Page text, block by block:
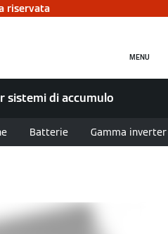
riservata
MENU
sistemi di accumulo
Batterie Gamma